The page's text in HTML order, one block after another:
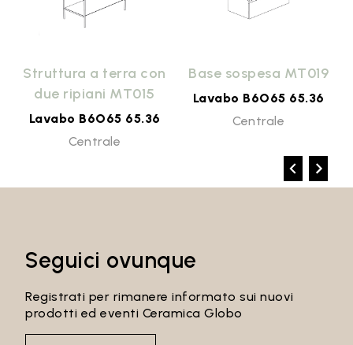
Struttura a terra con
due ripiani MT015
Lavabo B6O65 65.36
Centrale
Base sospesa MT019
Lavabo B6O65 65.36
Centrale
Seguici ovunque
Registrati per rimanere informato sui nuovi
prodotti ed eventi Ceramica Globo